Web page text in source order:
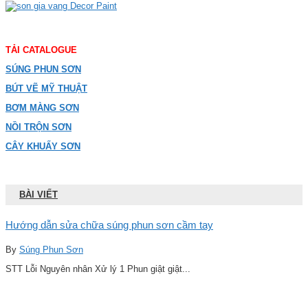
TẢI CATALOGUE
SÚNG PHUN SƠN
BÚT VẼ MỸ THUẬT
BƠM MÀNG SƠN
NỒI TRỘN SƠN
CÂY KHUẤY SƠN
BÀI VIẾT
Hướng dẫn sửa chữa súng phun sơn cầm tay
By Súng Phun Sơn
STT Lỗi Nguyên nhân Xử lý 1 Phun giật giật...